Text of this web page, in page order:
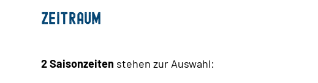
Zeitraum
2 Saisonzeiten stehen zur Auswahl: